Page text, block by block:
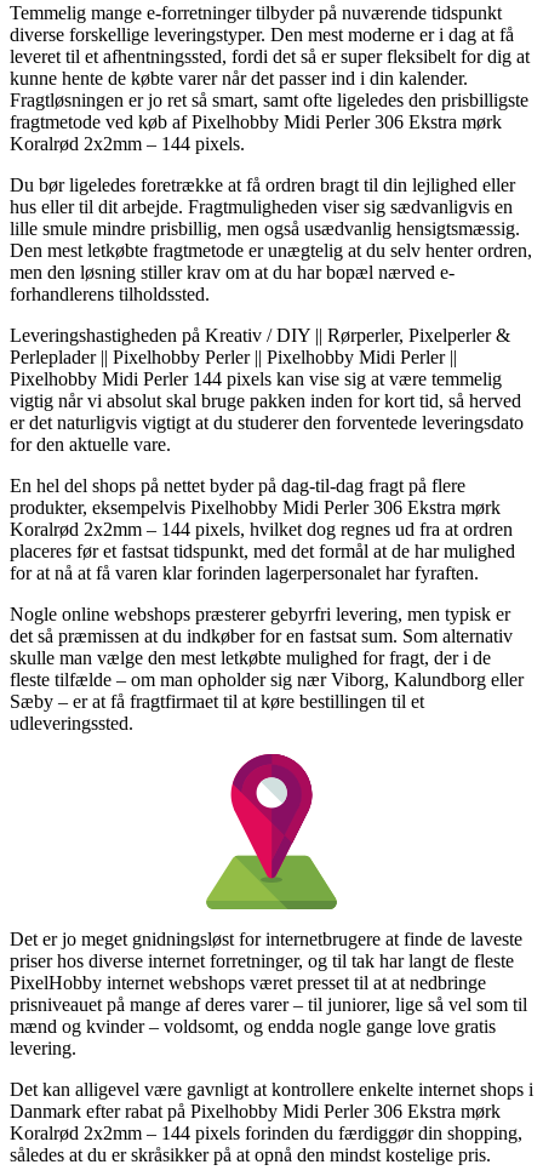
Temmelig mange e-forretninger tilbyder på nuværende tidspunkt
diverse forskellige leveringstyper. Den mest moderne er i dag at få
leveret til et afhentningssted, fordi det så er super fleksibelt for dig at
kunne hente de købte varer når det passer ind i din kalender.
Fragtløsningen er jo ret så smart, samt ofte ligeledes den prisbilligste
fragtmetode ved køb af Pixelhobby Midi Perler 306 Ekstra mørk
Koralrød 2x2mm – 144 pixels.
Du bør ligeledes foretrække at få ordren bragt til din lejlighed eller
hus eller til dit arbejde. Fragtmuligheden viser sig sædvanligvis en
lille smule mindre prisbillig, men også usædvanlig hensigtsmæssig.
Den mest letkøbte fragtmetode er unægtelig at du selv henter ordren,
men den løsning stiller krav om at du har bopæl nærved e-
forhandlerens tilholdssted.
Leveringshastigheden på Kreativ / DIY || Rørperler, Pixelperler &
Perleplader || Pixelhobby Perler || Pixelhobby Midi Perler ||
Pixelhobby Midi Perler 144 pixels kan vise sig at være temmelig
vigtig når vi absolut skal bruge pakken inden for kort tid, så herved
er det naturligvis vigtigt at du studerer den forventede leveringsdato
for den aktuelle vare.
En hel del shops på nettet byder på dag-til-dag fragt på flere
produkter, eksempelvis Pixelhobby Midi Perler 306 Ekstra mørk
Koralrød 2x2mm – 144 pixels, hvilket dog regnes ud fra at ordren
placeres før et fastsat tidspunkt, med det formål at de har mulighed
for at nå at få varen klar forinden lagerpersonalet har fyraften.
Nogle online webshops præsterer gebyrfri levering, men typisk er
det så præmissen at du indkøber for en fastsat sum. Som alternativ
skulle man vælge den mest letkøbte mulighed for fragt, der i de
fleste tilfælde – om man opholder sig nær Viborg, Kalundborg eller
Sæby – er at få fragtfirmaet til at køre bestillingen til et
udleveringssted.
Det er jo meget gnidningsløst for internetbrugere at finde de laveste
priser hos diverse internet forretninger, og til tak har langt de fleste
PixelHobby internet webshops været presset til at at nedbringe
prisniveauet på mange af deres varer – til juniorer, lige så vel som til
mænd og kvinder – voldsomt, og endda nogle gange love gratis
levering.
Det kan alligevel være gavnligt at kontrollere enkelte internet shops i
Danmark efter rabat på Pixelhobby Midi Perler 306 Ekstra mørk
Koralrød 2x2mm – 144 pixels forinden du færdiggør din shopping,
således at du er skråsikker på at opnå den mindst kostelige pris.